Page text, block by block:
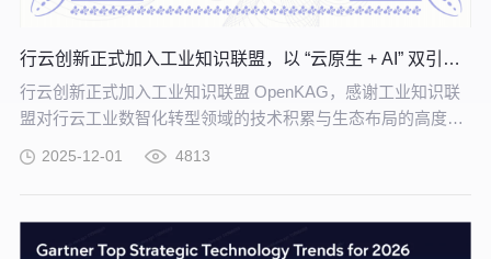
行云创新正式加入工业知识联盟，以 “云原生 + AI” 双引擎赋能工业数智化转型
行云创新正式加入工业知识联盟 OpenKAG，感谢工业知识联
盟对行云工业数智化转型领域的技术积累与生态布局的高度认
2025-12-01 4813